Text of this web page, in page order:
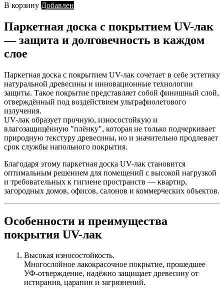
В корзину Добавлен
Паркетная доска с покрытием UV-лак
— защита и долговечность в каждом
слое
Паркетная доска с покрытием UV-лак сочетает в себе эстетику
натуральной древесины и инновационные технологии
защиты. Такое покрытие представляет собой финишный слой,
отверждённый под воздействием ультрафиолетового
излучения.
UV-лак образует прочную, износостойкую и
влагозащищённую "плёнку", которая не только подчеркивает
природную текстуру древесины, но и значительно продлевает
срок службы напольного покрытия.
Благодаря этому паркетная доска UV-лак становится
оптимальным решением для помещений с высокой нагрузкой
и требовательных к гигиене пространств — квартир,
загородных домов, офисов, салонов и коммерческих объектов.
Особенности и преимущества
покрытия UV-лак
Высокая износостойкость.
Многослойное лакокрасочное покрытие, прошедшее
УФ-отверждение, надёжно защищает древесину от
истирания, царапин и загрязнений.